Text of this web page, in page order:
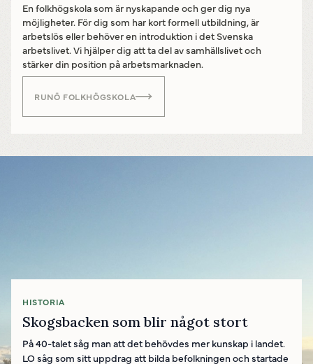
En folkhögskola som är nyskapande och ger dig nya
möjligheter. För dig som har kort formell utbildning, är
arbetslös eller behöver en introduktion i det Svenska
arbetslivet. Vi hjälper dig att ta del av samhällslivet och
stärker din position på arbetsmarknaden.
RUNÖ FOLKHÖGSKOLA
HISTORIA
Skogsbacken som blir något stort
På 40-talet såg man att det behövdes mer kunskap i landet.
LO såg som sitt uppdrag att bilda befolkningen och startade